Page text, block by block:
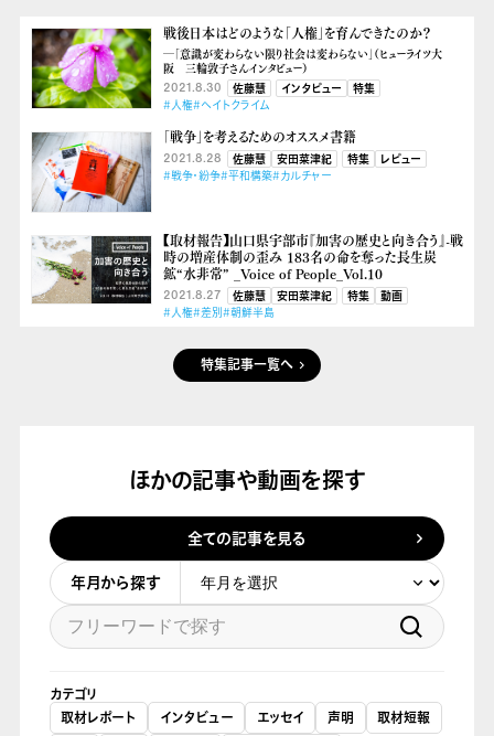
戦後日本はどのような「人権」を育んできたのか？
―「意識が変わらない限り社会は変わらない」（ヒューライツ大
阪 三輪敦子さんインタビュー）
2021.8.30 佐藤慧 インタビュー
特集
#人権#ヘイトクライム
「戦争」を考えるためのオススメ書籍
2021.8.28 佐藤慧 安田菜津紀 特集
レビュー
#戦争・紛争#平和構築#カルチャー
【取材報告】山口県宇部市『加害の歴史と向き合う』-戦
時の増産体制の歪み 183名の命を奪った長生炭
鉱“水非常” _Voice of People_Vol.10
2021.8.27 佐藤慧 安田菜津紀 特集
動画
#人権#差別#朝鮮半島
特集記事一覧へ
ほかの記事や動画を探す
全ての記事を見る
年月から探す
カテゴリ
取材レポート
インタビュー エッセイ 声明
取材短報